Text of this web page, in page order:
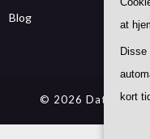
Blog
© 2026
at
kort